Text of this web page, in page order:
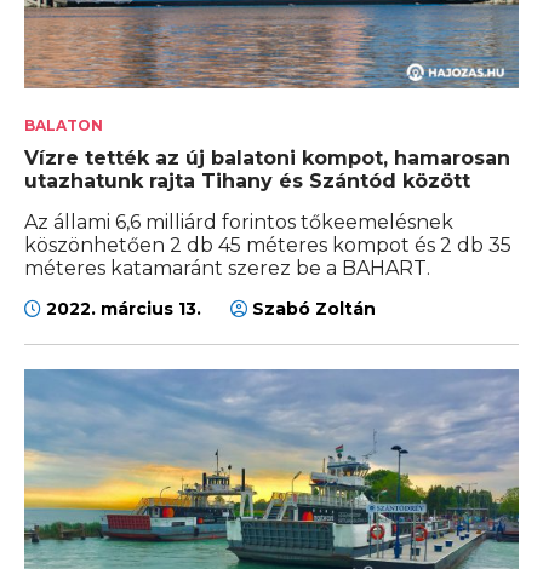
BALATON
Vízre tették az új balatoni kompot, hamarosan
utazhatunk rajta Tihany és Szántód között
Az állami 6,6 milliárd forintos tőkeemelésnek
köszönhetően 2 db 45 méteres kompot és 2 db 35
méteres katamaránt szerez be a BAHART.
2022. március 13. Szabó Zoltán